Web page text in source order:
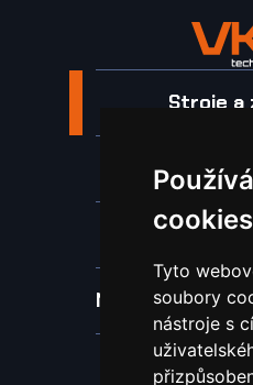
cookies
Tyto
soubory
nástroje s
Stroje a
Nástroje pro
Spotřební
Náhradní díly
Laserové